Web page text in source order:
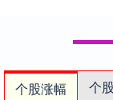
个股涨幅 个